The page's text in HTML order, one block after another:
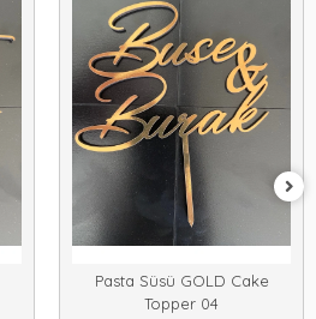
Pasta Süsü GOLD Cake
Topper 04